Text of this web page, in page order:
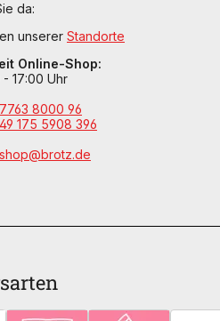
da:
unserer Standorte
Online-Shop:
17:00 Uhr
8000 96
175 5908 396